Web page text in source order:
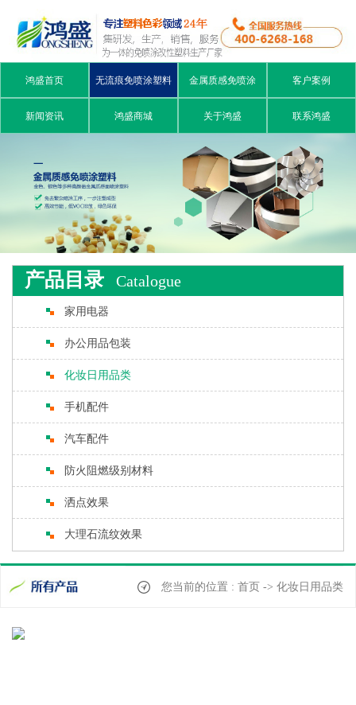
鸿盛首页 无流痕免喷涂塑料 金属质感免喷涂 客户案例
新闻资讯 鸿盛商城 关于鸿盛 联系鸿盛
产品目录 Catalogue
家用电器
办公用品包装
化妆日用品类
手机配件
汽车配件
防火阻燃级别材料
洒点效果
大理石流纹效果
您当前的位置 : 首页 -> 化妆日用品类